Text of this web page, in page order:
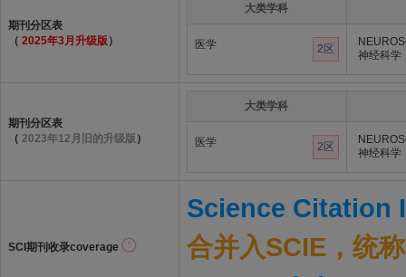
期刊分区表
（ 2025年3月升级版 ）
大类学科
医学 2区
神经科学
期刊分区表
（ 2023年12月旧的升级版 ）
大类学科
医学 2区
神经科学
SCI期刊收录coverage
Science Citation
合并入SCIE，统